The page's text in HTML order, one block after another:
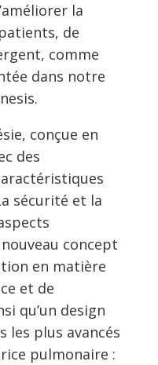
la
de
comme
dans notre
conçue en
des
sécurité et la
concept
en matière
et de
qu’un design
les plus avancés
pulmonaire :